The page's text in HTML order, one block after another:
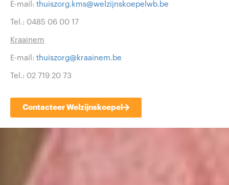
E-mail: thuiszorg.kms@welzijnskoepelwb.be
Tel.: 0485 06 00 17
Kraainem
E-mail: thuiszorg@kraainem.be
Tel.: 02 719 20 73
Contacteer Welzijnskoepel